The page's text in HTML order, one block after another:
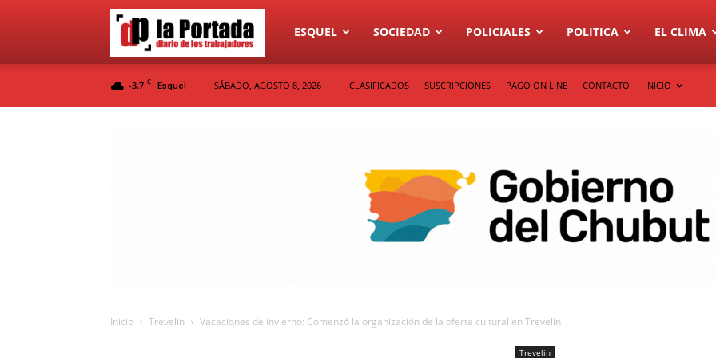
Diario
ESQUEL SOCIEDAD POLICIALES POLITICA EL CLIMA
-3.7 C Esquel SÁBADO, AGOSTO 8, 2026 CLASIFICADOS SUSCRIPCIONES PAGO ON LINE CONTACTO INICIO
Inicio Trevelin Vacaciones de invierno: Comenzó la organización de la oferta cultural en Trevelin
Trevelin